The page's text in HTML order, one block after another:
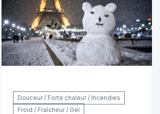
Douceur / Forte chaleur / Incendies
Froid / Fraîcheur / Gel